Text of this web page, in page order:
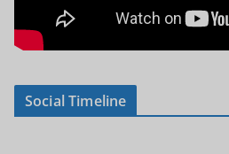
Social Timeline